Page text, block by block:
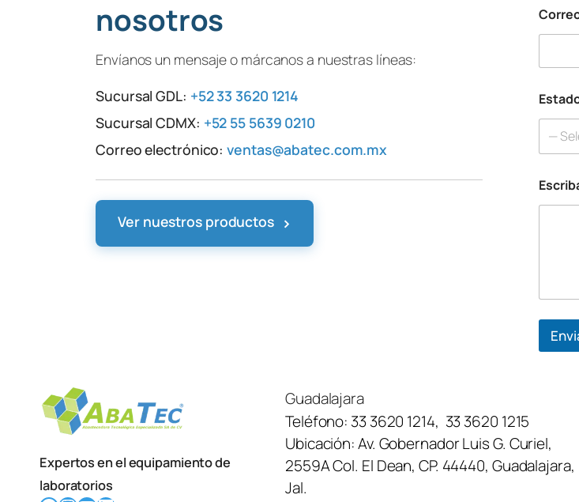
nosotros
Envíanos un mensaje o márcanos a nuestras líneas:
Sucursal GDL: +52 33 3620 1214
Sucursal CDMX: +52 55 5639 0210
Correo electrónico:ventas@abatec.com.mx
Ver nuestros productos ›
e
—
Expertos en el equipamiento de
laboratorios
Guadalajara
Teléfono: 33 3620 1214, 33 3620 1215
Ubicación:Av. Gobernador Luis G. Curiel,
2559A Col. El Dean, CP. 44440, Guadalajara,
Jal.